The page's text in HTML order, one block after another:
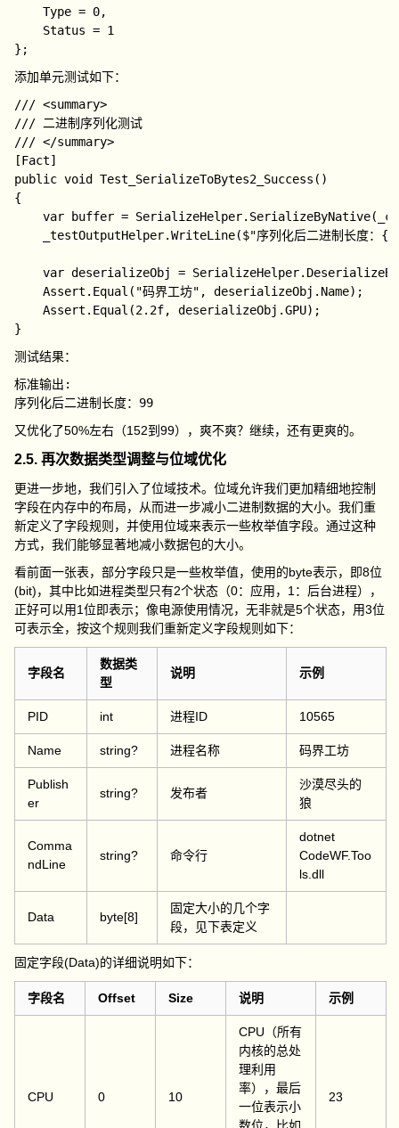
    Type = 0,
    Status = 1
添加单元测试如下：
/// <summary>
/// 二进制序列化测试
/// </summary>
[Fact]
public void Test_SerializeToBytes2_Success()
{
var buffer =
_testOutputHelper.WriteLine($"序列化后二进制长度：
var deserializeObj =
    Assert.Equal("码界工坊", deserializeObj.Name);
    Assert.Equal(2.2f, deserializeObj.GPU);
测试结果：
标准输出:
又优化了50%左右（152到99），爽不爽？继续，还有更爽的。
2.5. 再次数据类型调整与位域优化
更进一步地，我们引入了位域技术。位域允许我们更加精细地控制
字段在内存中的布局，从而进一步减小二进制数据的大小。我们重
新定义了字段规则，并使用位域来表示一些枚举值字段。通过这种
方式，我们能够显著地减小数据包的大小。
看前面一张表，部分字段只是一些枚举值，使用的byte表示，即8位
(bit)，其中比如进程类型只有2个状态（0：应用，1：后台进程），
正好可以用1位即表示；像电源使用情况，无非就是5个状态，用3位
可表示全，按这个规则我们重新定义字段规则如下：
字段名
数据类
型
说明 示例
PID int 进程ID 10565
Name string? 进程名称 码界工坊
Publish
er
string? 发布者
沙漠尽头的
狼
Comma
ndLine
string? 命令行
dotnet
CodeWF.Too
ls.dll
Data byte[8]
固定大小的几个字
段，见下表定义
固定字段(Data)的详细说明如下：
字段名 Offset Size 说明 示例
CPU 0 10
CPU（所有
内核的总处
理利用
率），最后
一位表示小
23